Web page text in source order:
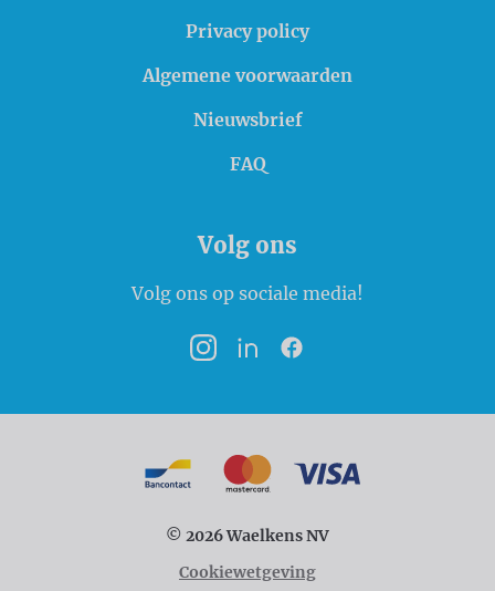
Privacy policy
Algemene voorwaarden
Nieuwsbrief
FAQ
Volg ons
Volg ons op sociale media!
InstagramLinkedInFacebook
© 2026 Waelkens NV
Cookiewetgeving
Betaalmogelijkheden
BancontactMasterCard
VISA